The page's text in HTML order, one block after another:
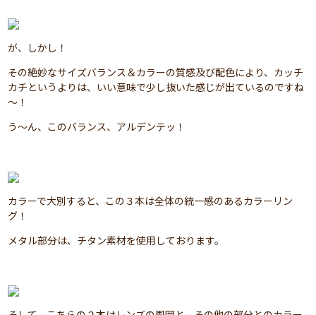
が、しかし！
その絶妙なサイズバランス＆カラーの質感及び配色により、カッチ
カチというよりは、いい意味で少し抜いた感じが出ているのですね
～！
う～ん、このバランス、アルデンテッ！
カラーで大別すると、この３本は全体の統一感のあるカラーリン
グ！
メタル部分は、チタン素材を使用しております。